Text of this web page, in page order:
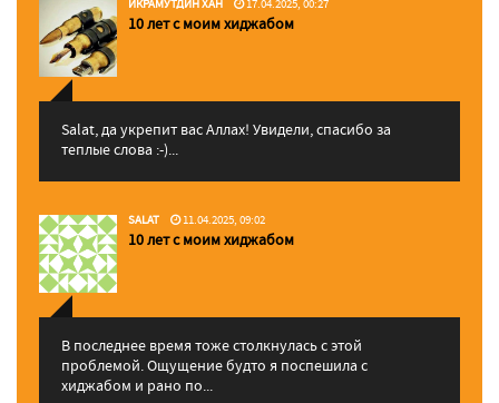
10 лет с моим хиджабом
Salat, да укрепит вас Аллаx! Увидели, спасибо за
теплые слова :-)...
SALAT 11.04.2025, 09:02
10 лет с моим хиджабом
В последнее время тоже столкнулась с этой
проблемой. Ощущение будто я поспешила с
хиджабом и рано по...